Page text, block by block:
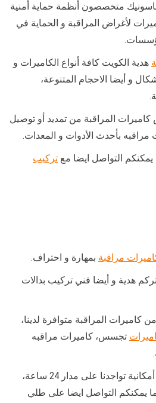
متخصصون أنظمة حماية أمنية
لأغراض المراقبة و الحماية في
هدية الكويت كافة أنواع الكاميرات و
و أيضا الاحجام المتنوعة،
المراقبة من تمديد أو توصيل
مراقبه بأحدث الأدوات و المعدات.
يمكنكم التواصل ايضا مع تركيب
مراقبة بمهارة و احتراف.
هدية و أيضا فني تركيب بدالات
كاميرات المراقبة متوافرة لدينا،
تجسس، كاميرات مراقبه
أنسب و ارخص الأسعار مع أمكانية تواجدنا على مدار 24 ساعة،
يمكنكم التواصل ايضا على طلي